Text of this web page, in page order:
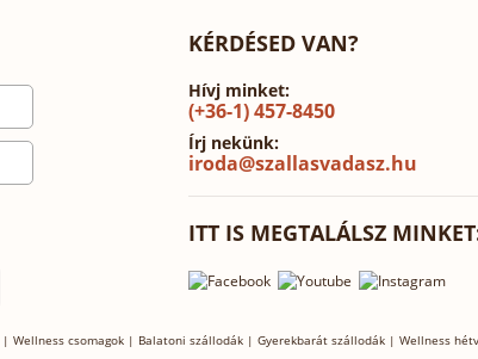
KÉRDÉSED VAN?
Hívj minket:
(+36-1) 457-8450
Írj nekünk:
iroda@szallasvadasz.hu
ITT IS MEGTALÁLSZ
| Wellness csomagok | Balatoni szállodák | Gyerekbarát szállodák | Wellness